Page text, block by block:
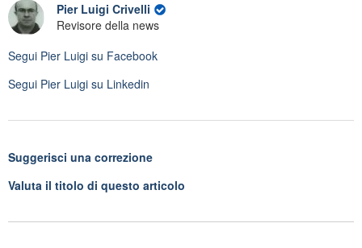
Pier Luigi Crivelli
Revisore della news
Segui Pier Luigi su Facebook
Segui Pier Luigi su Linkedin
Suggerisci una correzione
Valuta il titolo di questo articolo